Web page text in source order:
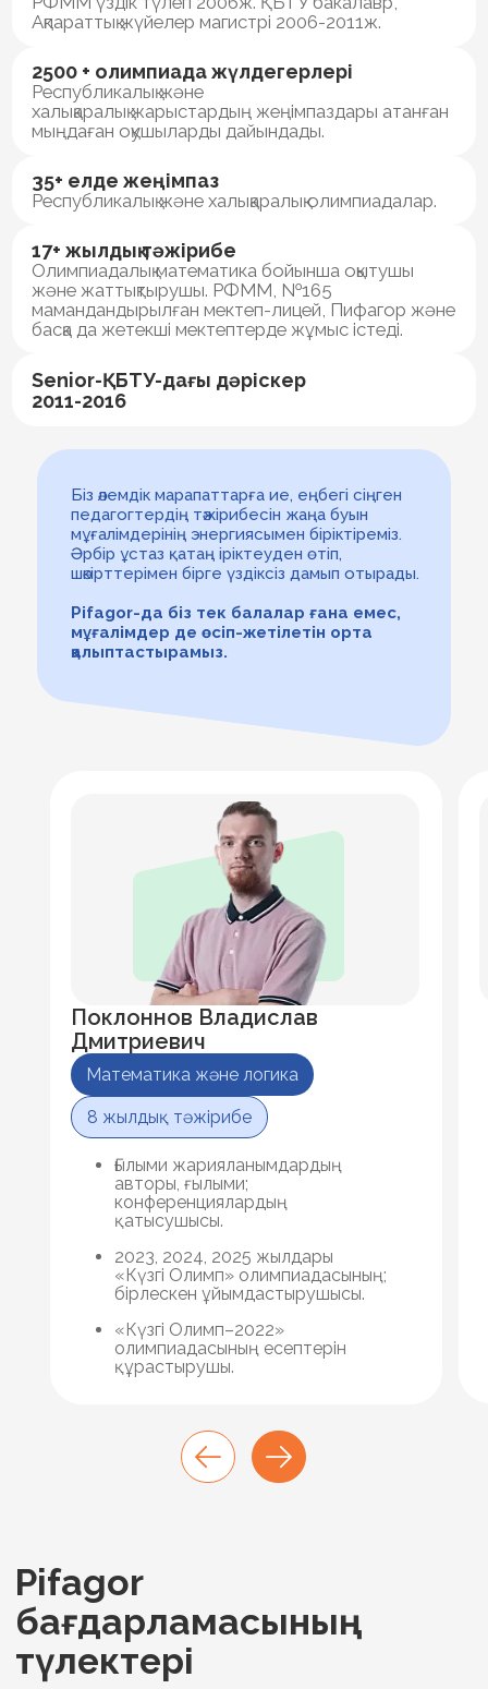
Біз әлемдік марапаттарға ие, еңбегі сіңген
педагогтердің тәжірибесін жаңа буын
мұғалімдерінің энергиясымен біріктіреміз.
Әрбір ұстаз қатаң іріктеуден өтіп,
шәкірттерімен бірге үздіксіз дамып отырады.
Pifagor-да біз тек балалар ғана емес,
мұғалімдер де өсіп-жетілетін орта
қалыптастырамыз.
Поклоннов Владислав
Дмитриевич
Математика және логика
8 жылдық тәжірибе
Ғылыми жарияланымдардың
авторы, ғылыми;
конференциялардың
қатысушысы.
2023, 2024, 2025 жылдары
«Күзгі Олимп» олимпиадасының;
бірлескен ұйымдастырушысы.
«Күзгі Олимп–2022»
олимпиадасының есептерін
құрастырушы.
Біз әлемдік марапаттарға ие, еңбегі сіңген
педагогтердің тәжірибесін жаңа буын
мұғалімдерінің энергиясымен біріктіреміз.
Әрбір ұстаз қатаң іріктеуден өтіп,
Pifagor-да біз тек балалар ғана емес,
мұғалімдер де өсіп-жетілетін орта
қалыптастырамыз.
Қабылдау емтиханына тіркелу
2Қабылдау емтиханы тест
форматында өтеді
Емтихан математика, логика және ағылшын
тілі пәндерін қамтиды.
7-11 сыныптарға арналған мектеп
туралы білу